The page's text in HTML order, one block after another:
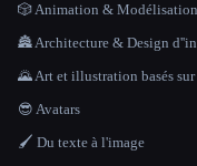
🎲 Animation &
🏯 Architecture & Design
🌄 Art et illustration basés
😎 Avatars
🖌️ Du texte à l'image